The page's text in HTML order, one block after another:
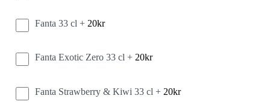
Fanta 33 cl + 20kr
Fanta Exotic Zero 33 cl + 20kr
Fanta Strawberry & Kiwi 33 cl + 20kr